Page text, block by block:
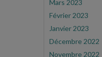
Mars 2023
Février 2023
Janvier 2023
Décembre 2022
Novembre 2022